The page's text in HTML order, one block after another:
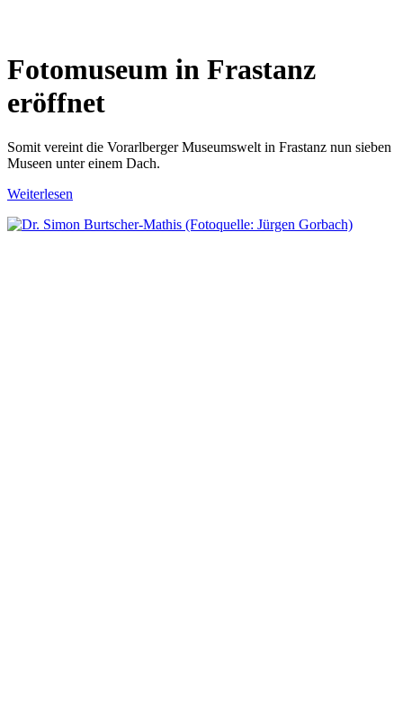
Fotomuseum in Frastanz
eröffnet
Somit vereint die Vorarlberger Museumswelt in Frastanz nun sieben
Museen unter einem Dach.
Weiterlesen